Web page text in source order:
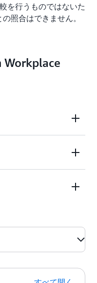
を行うものではないた
照合はできません。
て手動チェックを
検出します。
いないことをタイ
す。AWS Glue、
トを作成します。